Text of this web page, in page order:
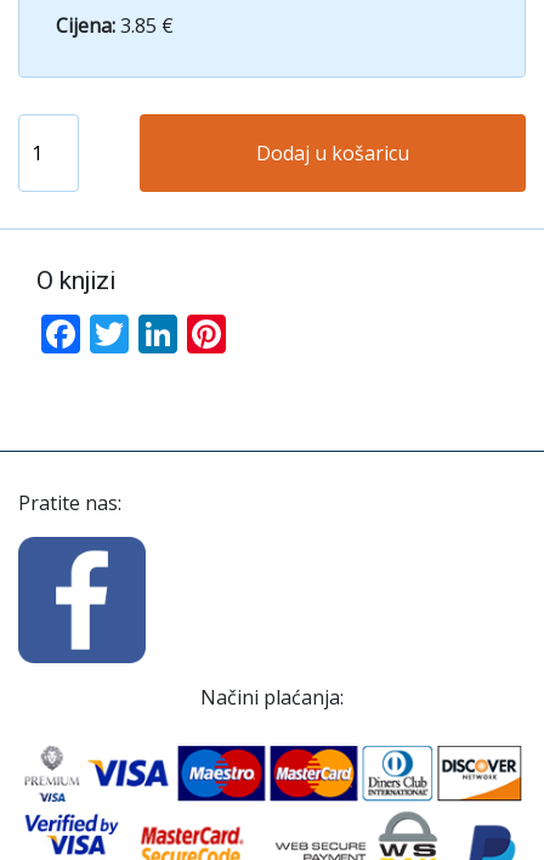
Cijena:3.85 €
Dodaj u košaricu
O knjizi
Facebook
TwitterLinkedIn
Pratite nas:
Načini plaćanja: